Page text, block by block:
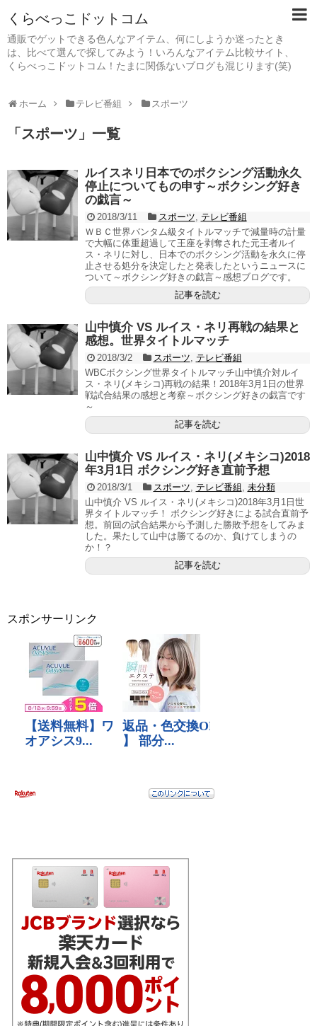
くらべっこドットコム
通販でゲットできる色んなアイテム、何にしようか迷ったとき
は、比べて選んで探してみよう！いろんなアイテム比較サイト、
くらべっこドットコム！たまに関係ないブログも混じります(笑)
ホーム テレビ番組 スポーツ
「 スポーツ 」 一覧
ルイスネリ日本でのボクシング活動永久
停止についてもの申す～ボクシング好き
の戯言～
2018/3/11 スポーツ, テレビ番組
ＷＢＣ世界バンタム級タイトルマッチで減量時の計量
で大幅に体重超過して王座を剥奪された元王者ルイ
ス・ネリに対し、日本でのボクシング活動を永久に停
止させる処分を決定したと発表したというニュースに
ついて～ボクシング好きの戯言～感想ブログです。
記事を読む
山中慎介 VS ルイス・ネリ再戦の結果と
感想。世界タイトルマッチ
2018/3/2 スポーツ, テレビ番組
WBCボクシング世界タイトルマッチ山中慎介対ルイ
ス・ネリ(メキシコ)再戦の結果！2018年3月1日の世界
戦試合結果の感想と考察～ボクシング好きの戯言です
～
記事を読む
山中慎介 VS ルイス・ネリ(メキシコ)2018
年3月1日 ボクシング好き直前予想
2018/3/1 スポーツ, テレビ番組 , 未分類
山中慎介 VS ルイス・ネリ(メキシコ)2018年3月1日世
界タイトルマッチ！ ボクシング好きによる試合直前予
想。前回の試合結果から予測した勝敗予想をしてみま
した。果たして山中は勝てるのか、負けてしまうの
か！？
記事を読む
スポンサーリンク